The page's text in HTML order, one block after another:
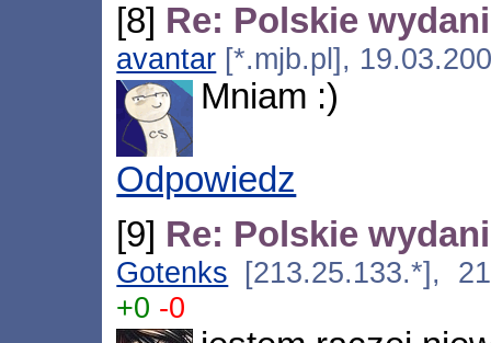
[8] Re: Polskie
avantar [*.mjb.pl],
Mniam :)
Odpowiedz
[9] Re: Polskie
Gotenks [213.25.133.*],
+0 -0